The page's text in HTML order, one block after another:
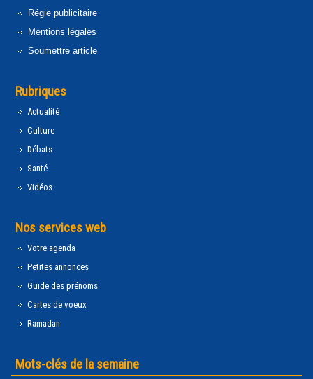
Régie publicitaire
Mentions légales
Soumettre article
Rubriques
Actualité
Culture
Débats
Santé
Vidéos
Nos services web
Votre agenda
Petites annonces
Guide des prénoms
Cartes de voeux
Ramadan
Mots-clés de la semaine